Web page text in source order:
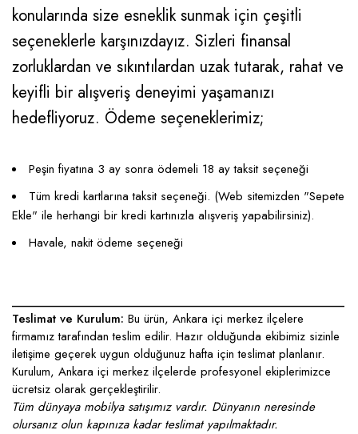
konularında size esneklik sunmak için çeşitli
seçeneklerle karşınızdayız. Sizleri finansal
zorluklardan ve sıkıntılardan uzak tutarak, rahat ve
keyifli bir alışveriş deneyimi yaşamanızı
hedefliyoruz. Ödeme seçeneklerimiz;
Peşin fiyatına 3 ay sonra ödemeli 18 ay taksit seçeneği
Tüm kredi kartlarına taksit seçeneği. (Web sitemizden "Sepete
Ekle" ile herhangi bir kredi kartınızla alışveriş yapabilirsiniz).
Havale, nakit ödeme seçeneği
____________________________________________________
Teslimat ve Kurulum: Bu ürün, Ankara içi merkez ilçelere
firmamız tarafından teslim edilir. Hazır olduğunda ekibimiz sizinle
iletişime geçerek uygun olduğunuz hafta için teslimat planlanır.
Kurulum, Ankara içi merkez ilçelerde profesyonel ekiplerimizce
ücretsiz olarak gerçekleştirilir.
Tüm dünyaya mobilya satışımız vardır. Dünyanın neresinde
olursanız olun kapınıza kadar teslimat yapılmaktadır.